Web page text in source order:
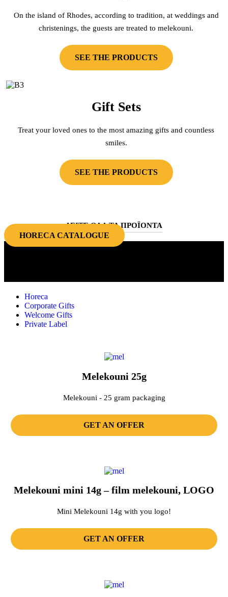
On the island of Rhodes, according to tradition, at weddings and
christenings, the guests are treated to melekouni.
SEE THE PRODUCTS
Gift Sets
Treat your loved ones to the most amazing gifts and countless
smiles.
SEE THE PRODUCTS
ΔΕΙΤΕ ΟΛΑ ΤΑ ΠΡΟΪΟΝΤΑ
HORECA CATALOGUE
Horeca
Corporate Gifts
Welcome Gifts
Private Label
Melekouni 25g
Melekouni - 25 gram packaging
GET AN OFFER
Melekouni mini 14g – film melekouni, LOGO
Mini Melekouni 14g with you logo!
GET AN OFFER